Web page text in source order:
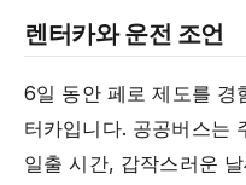
렌터카와 운전 조언
6일 동안 페로 제도를 경
터카입니다. 공공버스는
일출 시간, 갑작스러운